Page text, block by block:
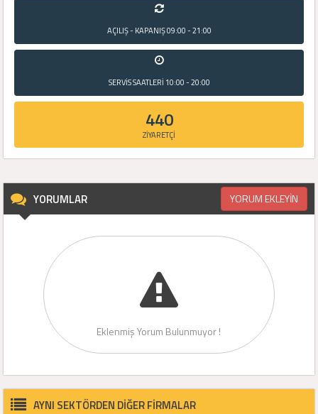
AÇILIŞ - KAPANIŞ09:00 - 21:00
SERVİS SAATLERİ 10:00 - 20:00
440
ZİYARETÇİ
YORUMLAR YORUM EKLEYİN
Eklenmiş Yorum Bulunmuyor !
AYNI SEKTÖRDEN DİĞER FİRMALAR